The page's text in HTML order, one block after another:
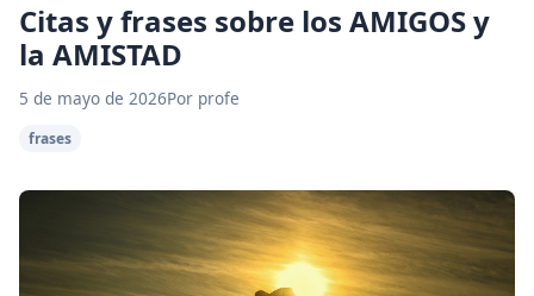
Citas y frases sobre los AMIGOS y
la AMISTAD
5 de mayo de 2026Por profe
frases